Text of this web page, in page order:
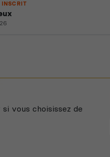
INSCRIT
vous choisissez de